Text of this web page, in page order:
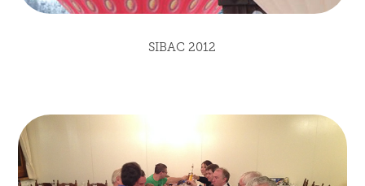
SIBAC 2012